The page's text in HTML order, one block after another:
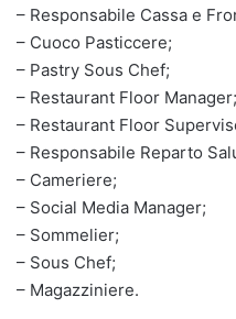
– Responsabile Cassa e
– Cuoco Pasticcere;
– Pastry Sous Chef;
– Restaurant Floor Manager;
– Restaurant Floor
– Responsabile Reparto
– Cameriere;
– Social Media Manager;
– Sommelier;
– Sous Chef;
– Magazziniere.